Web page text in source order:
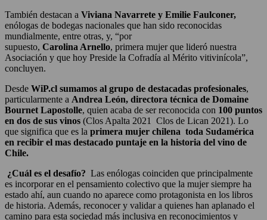
También destacan a Viviana Navarrete y Emilie Faulconer,
enólogas de bodegas nacionales que han sido reconocidas
mundialmente, entre otras, y, “por
supuesto, Carolina Arnello, primera mujer que lideró nuestra
Asociación y que hoy Preside la Cofradía al Mérito vitivinícola”,
concluyen.
Desde WiP.cl sumamos al grupo de destacadas profesionales,
particularmente a Andrea León, directora técnica de Domaine
Bournet Lapostolle, quien acaba de ser reconocida con 100 puntos
en dos de sus vinos (Clos Apalta 2021 Clos de Lican 2021). Lo
que significa que es la primera mujer chilena toda Sudamérica
en recibir el mas destacado puntaje en la historia del vino de
Chile.
¿Cuál es el desafío? Las enólogas coinciden que principalmente
es incorporar en el pensamiento colectivo que la mujer siempre ha
estado ahí, aun cuando no aparece como protagonista en los libros
de historia. Además, reconocer y validar a quienes han aplanado el
camino para esta sociedad más inclusiva en reconocimientos y